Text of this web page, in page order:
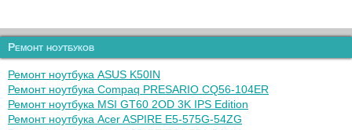
Ремонт ноутбуков
Ремонт ноутбука ASUS K50IN
Ремонт ноутбука Compaq PRESARIO CQ56-104ER
Ремонт ноутбука MSI GT60 2OD 3K IPS Edition
Ремонт ноутбука Acer ASPIRE E5-575G-54ZG